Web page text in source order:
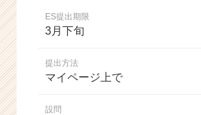
ス
ES提出期限
3月下旬
提出方法
マイページ上で
設問